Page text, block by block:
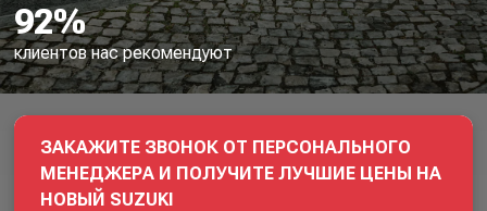
ЗАКАЖИТЕ ЗВОНОК ОТ ПЕРСОНАЛЬНОГО
МЕНЕДЖЕРА И ПОЛУЧИТЕ ЛУЧШИЕ ЦЕНЫ НА
НОВЫЙ SUZUKI
92%
клиентов нас рекомендуют